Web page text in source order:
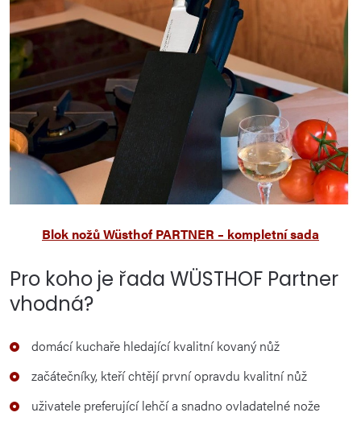
Blok nožů Wüsthof PARTNER – kompletní sada
Pro koho je řada WÜSTHOF Partner
vhodná?
domácí kuchaře hledající kvalitní kovaný nůž
začátečníky, kteří chtějí první opravdu kvalitní nůž
uživatele preferující lehčí a snadno ovladatelné nože